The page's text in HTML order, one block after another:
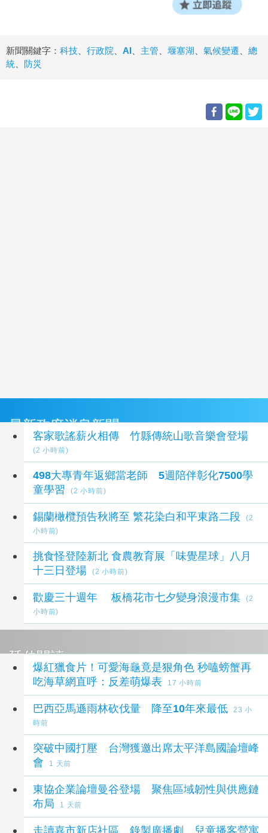
新聞關鍵字： 科技 行政院 AI 主管 堰塞湖 氣候變遷
總
統
防災
最新政府消息新聞
客家歌謠薪火相傳 竹縣傳統山歌音樂會登場
(2 小時前)
498大專青年返鄉當老師 5週陪伴彰化7500學
童學習
(2 小時前)
錫蘭橄欖預告秋將至 繁花染白和平東路二段
(2
小時前)
挑食怪登陸新北 食農教育展「味覺星球」八月
十三日登場
(2 小時前)
歡慶三十週年 板橋花市七夕變身浪漫市集
(2
小時前)
延伸閱讀
爆紅獵食片！可愛海龜竟是狠角色 秒嗑螃蟹再
吃海草網直呼：反差萌爆表
17 小時前
巴西亞馬遜雨林砍伐量 降至10年來最低
23 小
時前
突破中國打壓 台灣獲邀出席太平洋島國論壇峰
會
1 天前
東協企業論壇曼谷登場 聚焦區域韌性與供應鏈
布局
1 天前
走讀嘉市新店社區、錄製廣播劇 兒童播客營寓